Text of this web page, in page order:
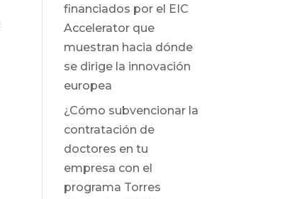
financiados por el EIC
Accelerator que
muestran hacia dónde
se dirige la innovación
europea
¿Cómo subvencionar la
contratación de
doctores en tu
empresa con el
programa Torres